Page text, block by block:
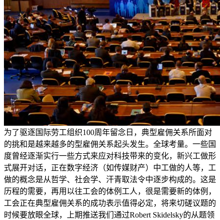
为了驱逐国际劳工组织100周年留念日，典型雇佣关系所面对
的挑和是越来越多的型雇佣关系起头发生。全球考量。一些国
度曾经逐渐实行一些方式来应对科技带来的变化，新兴工做形
式展开对话，正在数字经济（如传媒财产）中工做的人等，工
做的概念是从哲学、社会学、汗青取法令中逐步构成的。这是
历程的需要，再用以往工会的体例工人，很是需要新的体例，
工会正在典型雇佣关系的成功表示值得必定，将来切磋议题的
时候要放眼全球，上期推送我们通过Robert Skidelsky的从题领